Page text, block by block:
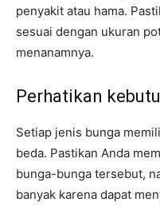
penyakit atau hama.
sesuai dengan ukuran
menanamnya.
Perhatikan
Setiap jenis bunga
beda. Pastikan Anda
bunga-bunga tersebut,
banyak karena dapat